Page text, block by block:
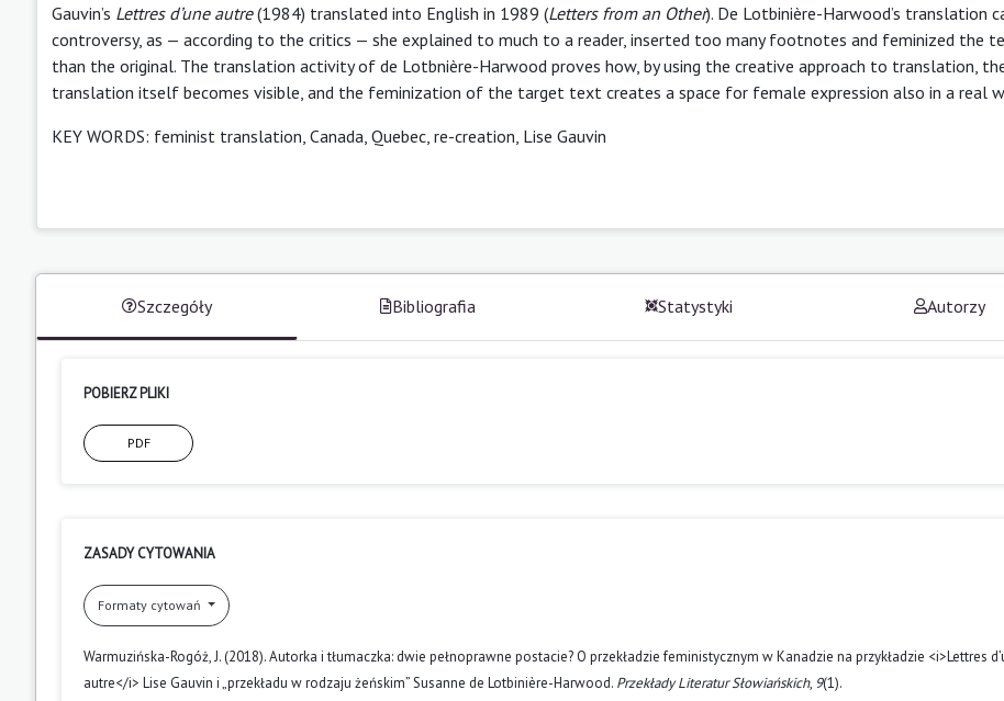
Gauvin’s Lettres d’une autre(1984) translated into English in 1989 (Letters from an Other). De Lotbinière-Harwood’s translation
controversy, as — according to the critics — she explained to much to a reader, inserted too many footnotes and feminized the
than the original. The translation activity of de Lotbnière-Harwood proves how, by using the creative approach to translation,
translation itself becomes visible, and the feminization of the target text creates a space for female expression also in a real
KEY WORDS: feminist translation, Canada, Quebec, re-creation, Lise Gauvin
Szczegóły Bibliografia Statystyki Autorzy
POBIERZ PLIKI
PDF
ZASADY CYTOWANIA
Formaty cytowań
Warmuzińska-Rogóż, J. (2018). Autorka i tłumaczka: dwie pełnoprawne postacie? O przekładzie feministycznym w Kanadzie na przykładzie <i>Lettres
autre</i> Lise Gauvin i „przekładu w rodzaju żeńskim” Susanne de Lotbinière-Harwood. Przekłady Literatur Słowiańskich, 9(1).